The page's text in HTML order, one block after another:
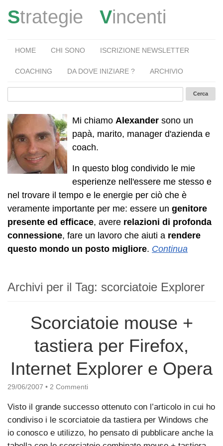
Strategie Vincenti
HOME CHI SONO ISCRIZIONE NEWSLETTER
COACHING DA DOVE INIZIARE ? ARCHIVIO
Mi chiamo Alexander sono un
papà, marito, manager d'azienda e
coach.
In questo blog condivido le mie
esperienze nell'essere me stesso e
nel trovare il tempo e le energie per ciò che è
veramente importante per me: essere un genitore
presente ed efficace, avere relazioni di profonda
connessione, fare un lavoro che aiuti a rendere
questo mondo un posto migliore. Continua
Archivi per il Tag: scorciatoie Explorer
Scorciatoie mouse +
tastiera per Firefox,
Internet Explorer e Opera
29/06/2007 • 2 Commenti
Visto il grande successo ottenuto con l’articolo in cui ho
condiviso i le scorciatoie da tastiera per Windows che
io conosco e utilizzo, ho pensato di pubblicare anche la